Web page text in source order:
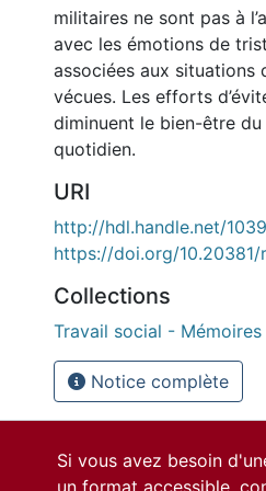
militaires ne sont pas à
avec les émotions de
associées aux situations
vécues. Les efforts
diminuent le bien-être
quotidien.
URI
http://hdl.handle.net/
https://doi.org/
Collections
Travail social -
Notice complète
Si vous avez besoin
un format accessible,